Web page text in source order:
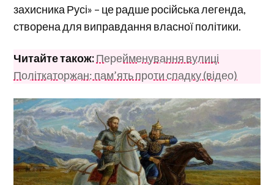
захисника Русі» – це радше російська легенда,
створена для виправдання власної політики.
Читайте також:Перейменування вулиці
Політкаторжан: пам’ять проти спадку (відео)